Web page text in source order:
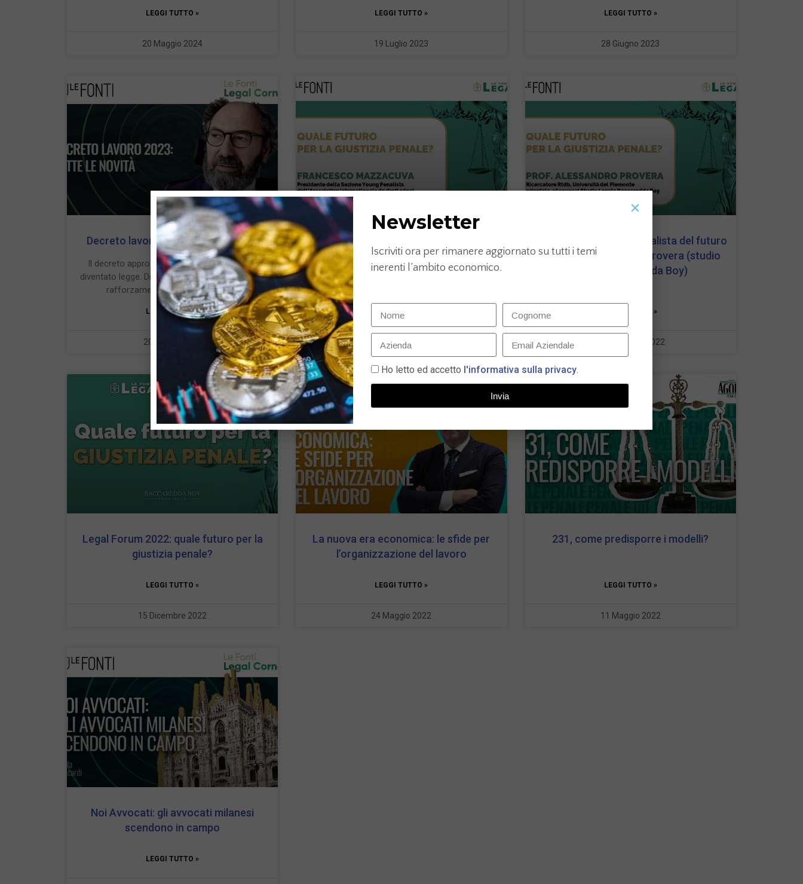
LEGGI TUTTO »
20 Maggio 2024
LEGGI TUTTO »
19 Luglio 2023
LEGGI TUTTO »
28 Giugno 2023
Decreto lavoro 2023: tutte le novità
Il decreto approvato lo scorso 1° maggio è
diventato legge. Diverse le novità introdotte: dal
rafforzamento del taglio al cuneo
LEGGI TUTTO »
20 Giugno 2023
Legal Forum 2022: il penalista del futuro
con Francesco Mazzacuva
LEGGI TUTTO »
15 Dicembre 2022
Legal Forum 2022: il penalista del futuro
con Prof. Alessandro Provera (studio
legale Baccaredda Boy)
LEGGI TUTTO »
15 Dicembre 2022
Legal Forum 2022: quale futuro per la
giustizia penale?
LEGGI TUTTO »
15 Dicembre 2022
La nuova era economica: le sfide per
l’organizzazione del lavoro
LEGGI TUTTO »
24 Maggio 2022
231, come predisporre i modelli?
LEGGI TUTTO »
11 Maggio 2022
Noi Avvocati: gli avvocati milanesi
scendono in campo
LEGGI TUTTO »
Newsletter
Iscriviti ora per rimanere aggiornato su tutti i temi
inerenti l’ambito economico.
Ho letto ed accetto l'informativa sulla privacy.
Invia